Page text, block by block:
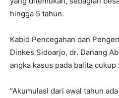
hingga 5 tahun.
Kabid Pencegahan dan
Dinkes Sidoarjo, dr. Danang
angka kasus pada balita cukup
“Akumulasi dari awal tahun